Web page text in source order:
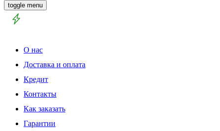
toggle menu
О нас
Доставка и оплата
Кредит
Контакты
Как заказать
Гарантии